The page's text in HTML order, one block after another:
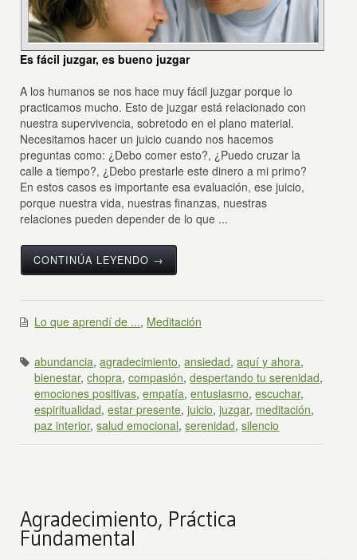
Es fácil juzgar, es bueno juzgar
A los humanos se nos hace muy fácil juzgar porque lo
practicamos mucho. Esto de juzgar está relacionado con
nuestra supervivencia, sobretodo en el plano material.
Necesitamos hacer un juicio cuando nos hacemos
preguntas como: ¿Debo comer esto?, ¿Puedo cruzar la
calle a tiempo?, ¿Debo prestarle este dinero a mi primo?
En estos casos es importante esa evaluación, ese juicio,
porque nuestra vida, nuestras finanzas, nuestras
relaciones pueden depender de lo que ...
CONTINÚA LEYENDO →
Lo que aprendí de ..., Meditación
abundancia,agradecimiento,ansiedad,aquí y ahora,
bienestar,chopra,compasión,despertando tu serenidad,
emociones positivas,empatía,entusiasmo,escuchar,
espiritualidad,estar presente,juicio,juzgar, meditación,
paz interior,salud emocional,serenidad,silencio
Agradecimiento, Práctica
Fundamental